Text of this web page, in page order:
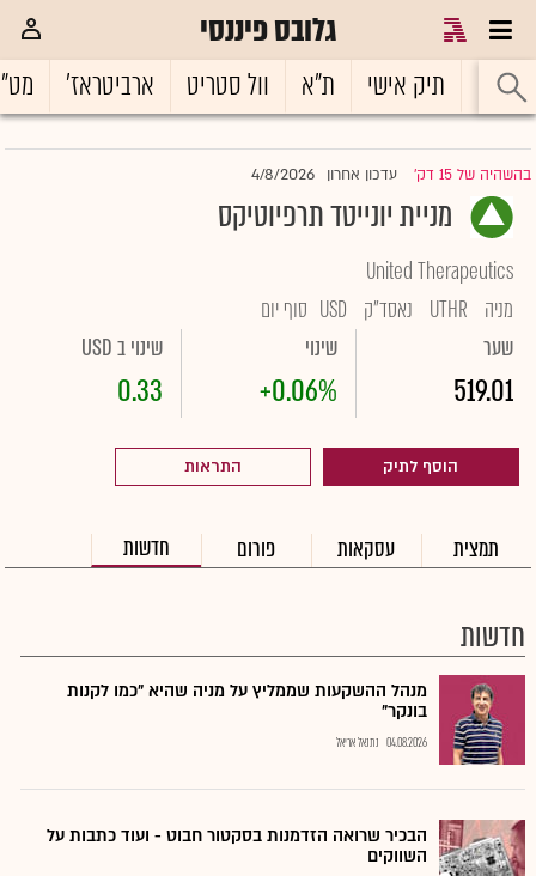
גלובס פיננסי
ראשי תיק אישי ת"א וול סטריט ארביטראז'
בהשהיה של 15 דק' |עדכון אחרון 4/8/2026
מניית יונייטד תרפיוטיקס
United Therapeutics
מניה
UTHR נאסד"ק USD סוף יום
שער
519.01
שינוי
+0.06%
שינוי ב USD
0.33
הוסף לתיק התראות
תמצית עסקאות פורום חדשות
חדשות
מנהל ההשקעות שממליץ על מניה שהיא "כמו לקנות
בונקר"
04.08.2026 נתנאל אריאל
הבכיר שרואה הזדמנות בסקטור חבוט - ועוד כתבות על
השווקים